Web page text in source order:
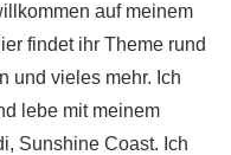
auf meinem
findet ihr Theme rund
und vieles mehr. Ich
lebe mit meinem
Sunshine Coast. Ich